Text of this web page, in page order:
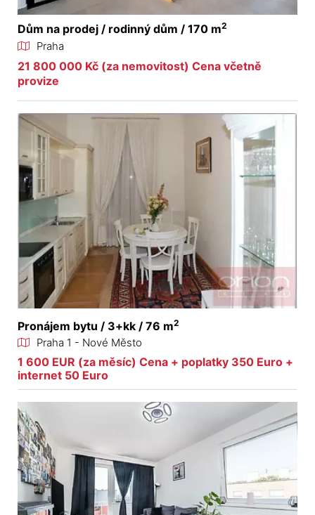
Dům na prodej / rodinný dům / 170 m2
Praha
21 800 000 Kč (za nemovitost) Cena včetně
provize
Pronájem bytu / 3+kk / 76 m2
Praha 1 - Nové Město
1 600 EUR (za měsíc) Cena + poplatky 350 Euro +
internet 50 Euro